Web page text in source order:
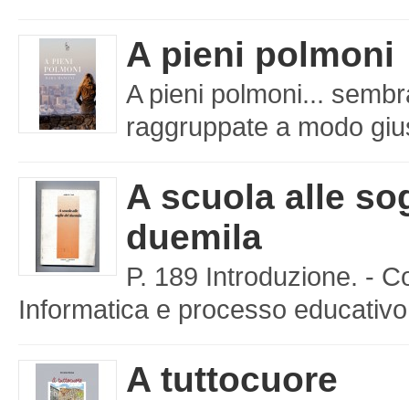
A pieni polmoni
A pieni polmoni...
raggruppate a modo
A scuola alle
duemila
P. 189 Introduzione. -
Informatica e processo
A tuttocuore